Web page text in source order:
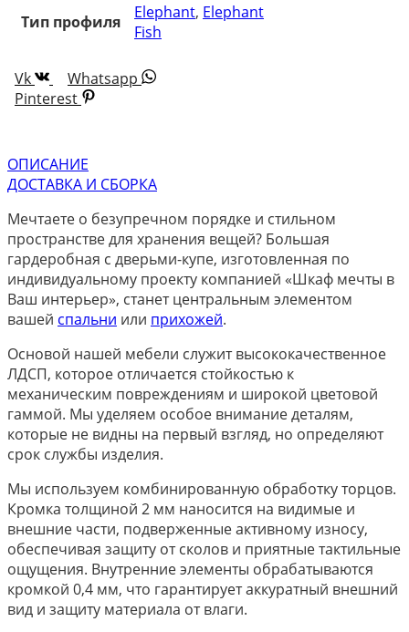
Тип профиля Elephant, Elephant
Fish
Vk
Whatsapp
Pinterest
ОПИСАНИЕ
ДОСТАВКА И СБОРКА
Мечтаете о безупречном порядке и стильном
пространстве для хранения вещей? Большая
гардеробная с дверьми-купе, изготовленная по
индивидуальному проекту компанией «Шкаф мечты в
Ваш интерьер», станет центральным элементом
вашей спальни или прихожей.
Основой нашей мебели служит высококачественное
ЛДСП, которое отличается стойкостью к
механическим повреждениям и широкой цветовой
гаммой. Мы уделяем особое внимание деталям,
которые не видны на первый взгляд, но определяют
срок службы изделия.
Мы используем комбинированную обработку торцов.
Кромка толщиной 2 мм наносится на видимые и
внешние части, подверженные активному износу,
обеспечивая защиту от сколов и приятные тактильные
ощущения. Внутренние элементы обрабатываются
кромкой 0,4 мм, что гарантирует аккуратный внешний
вид и защиту материала от влаги.